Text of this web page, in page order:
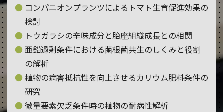
コンパニオンプランツによるトマト生育促進効果の
検討
トウガラシの辛味成分と胎座組織成長との相関
亜鉛過剰条件における菌根菌共生のしくみと役割
の解析
植物の病害抵抗性を向上させるカリウム肥料条件の
研究
微量要素欠乏条件時の植物の耐病性解析